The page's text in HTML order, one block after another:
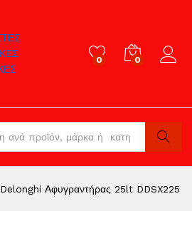
0 0
Search
Delonghi Αφυγραντήρας 25lt DDSX225